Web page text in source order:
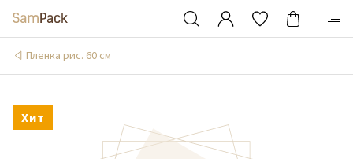
Пленка рис. 60 см
Хит